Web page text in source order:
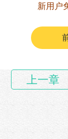
听到马蹄声
新用户
上一章